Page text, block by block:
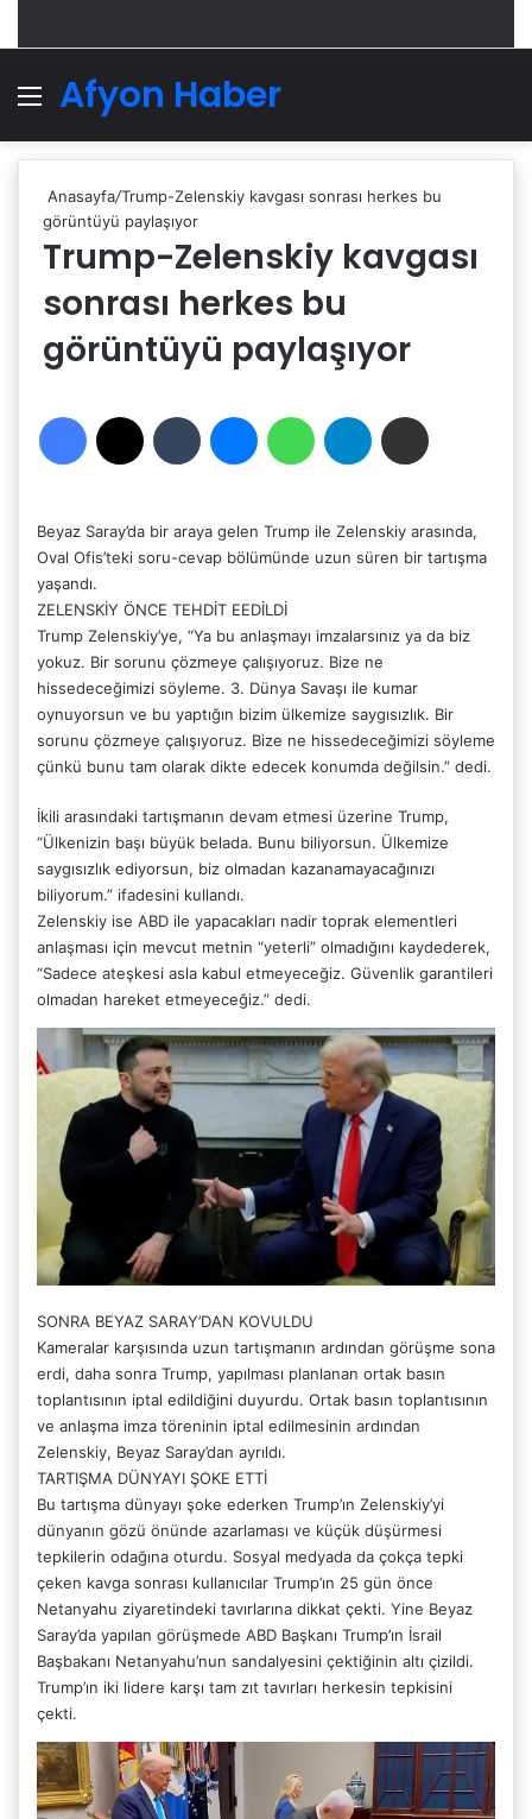
Menü
Afyon Haber
Anasayfa/Trump-Zelenskiy kavgası sonrası herkes bu
görüntüyü paylaşıyor
Trump-Zelenskiy kavgası
sonrası herkes bu
görüntüyü paylaşıyor
Facebook Tumblr MessengerWhatsAppTelegram
Beyaz Saray’da bir araya gelen Trump ile Zelenskiy arasında,
Oval Ofis’teki soru-cevap bölümünde uzun süren bir tartışma
yaşandı.
ZELENSKİY ÖNCE TEHDİT EEDİLDİ
Trump Zelenskiy’ye, “Ya bu anlaşmayı imzalarsınız ya da biz
yokuz. Bir sorunu çözmeye çalışıyoruz. Bize ne
hissedeceğimizi söyleme. 3. Dünya Savaşı ile kumar
oynuyorsun ve bu yaptığın bizim ülkemize saygısızlık. Bir
sorunu çözmeye çalışıyoruz. Bize ne hissedeceğimizi söyleme
çünkü bunu tam olarak dikte edecek konumda değilsin.” dedi.
İkili arasındaki tartışmanın devam etmesi üzerine Trump,
“Ülkenizin başı büyük belada. Bunu biliyorsun. Ülkemize
saygısızlık ediyorsun, biz olmadan kazanamayacağınızı
biliyorum.” ifadesini kullandı.
Zelenskiy ise ABD ile yapacakları nadir toprak elementleri
anlaşması için mevcut metnin “yeterli” olmadığını kaydederek,
“Sadece ateşkesi asla kabul etmeyeceğiz. Güvenlik garantileri
olmadan hareket etmeyeceğiz.” dedi.
SONRA BEYAZ SARAY’DAN KOVULDU
Kameralar karşısında uzun tartışmanın ardından görüşme sona
erdi, daha sonra Trump, yapılması planlanan ortak basın
toplantısının iptal edildiğini duyurdu. Ortak basın toplantısının
ve anlaşma imza töreninin iptal edilmesinin ardından
Zelenskiy, Beyaz Saray’dan ayrıldı.
TARTIŞMA DÜNYAYI ŞOKE ETTİ
Bu tartışma dünyayı şoke ederken Trump’ın Zelenskiy’yi
dünyanın gözü önünde azarlaması ve küçük düşürmesi
tepkilerin odağına oturdu. Sosyal medyada da çokça tepki
çeken kavga sonrası kullanıcılar Trump’ın 25 gün önce
Netanyahu ziyaretindeki tavırlarına dikkat çekti. Yine Beyaz
Saray’da yapılan görüşmede ABD Başkanı Trump’ın İsrail
Başbakanı Netanyahu’nun sandalyesini çektiğinin altı çizildi.
Trump’ın iki lidere karşı tam zıt tavırları herkesin tepkisini
çekti.